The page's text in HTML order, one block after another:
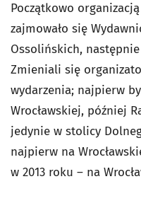
Początkowo
zajmowało się
Ossolińskich,
Zmieniali się
wydarzenia; najpierw
Wrocławskiej, później
jedynie w stolicy
najpierw na
w 2013 roku – na